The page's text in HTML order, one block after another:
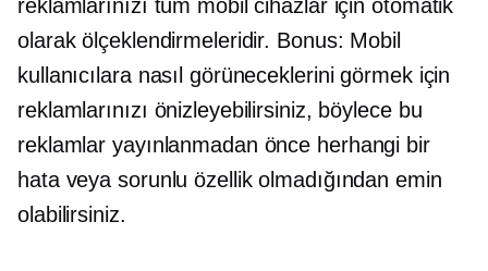
reklamlarınızı tüm mobil cihazlar için otomatik
olarak ölçeklendirmeleridir. Bonus: Mobil
kullanıcılara nasıl görüneceklerini görmek için
reklamlarınızı önizleyebilirsiniz, böylece bu
reklamlar yayınlanmadan önce herhangi bir
hata veya sorunlu özellik olmadığından emin
olabilirsiniz.